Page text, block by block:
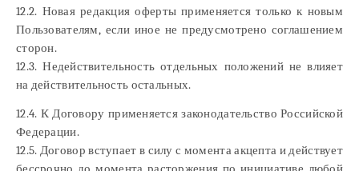
12.2. Новая редакция оферты применяется только к новым
Пользователям, если иное не предусмотрено соглашением
сторон.
12.3. Недействительность отдельных положений не влияет
на действительность остальных.
12.4. К Договору применяется законодательство Российской
Федерации.
12.5. Договор вступает в силу с момента акцепта и действует